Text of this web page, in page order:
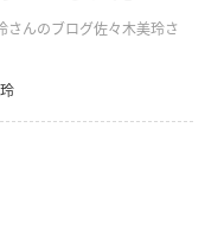
んのブログ佐々木美玲さ